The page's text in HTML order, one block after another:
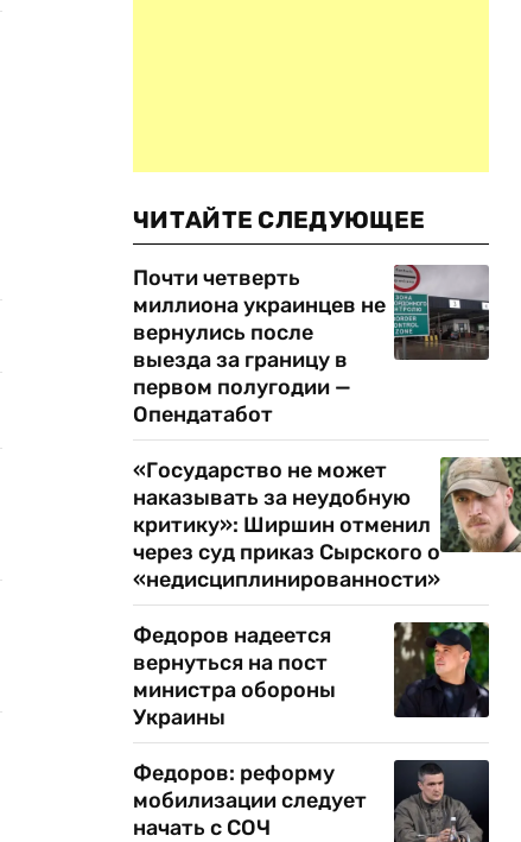
ЧИТАЙТЕ СЛЕДУЮЩЕЕ
Почти четверть
миллиона украинцев не
вернулись после
выезда за границу в
первом полугодии —
Опендатабот
«Государство не может
наказывать за неудобную
критику»: Ширшин отменил
через суд приказ Сырского о
«недисциплинированности»
Федоров надеется
вернуться на пост
министра обороны
Украины
Федоров: реформу
мобилизации следует
начать с СОЧ